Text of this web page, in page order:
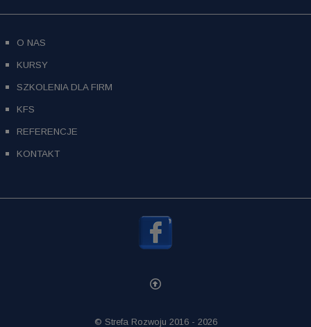
O NAS
KURSY
SZKOLENIA DLA FIRM
KFS
REFERENCJE
KONTAKT
© Strefa Rozwoju 2016 - 2026